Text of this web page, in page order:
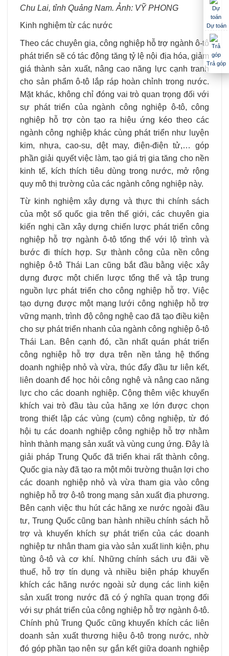
Chu Lai, tỉnh Quảng Nam. Ảnh: VỸ PHONG
Kinh nghiệm từ các nước
Theo các chuyên gia, công nghiệp hỗ trợ ngành ô-tô
phát triển sẽ có tác động tăng tỷ lệ nội địa hóa, giảm
giá thành sản xuất, nâng cao năng lực cạnh tranh
cho sản phẩm ô-tô lắp ráp hoàn chỉnh trong nước.
Mặt khác, không chỉ đóng vai trò quan trọng đối với
sự phát triển của ngành công nghiệp ô-tô, công
nghiệp hỗ trợ còn tạo ra hiệu ứng kéo theo các
ngành công nghiệp khác cùng phát triển như luyện
kim, nhựa, cao-su, dệt may, điện-điện tử,… góp
phần giải quyết việc làm, tạo giá trị gia tăng cho nền
kinh tế, kích thích tiêu dùng trong nước, mở rộng
quy mô thị trường của các ngành công nghiệp này.
Từ kinh nghiệm xây dựng và thực thi chính sách
của một số quốc gia trên thế giới, các chuyên gia
kiến nghị cần xây dựng chiến lược phát triển công
nghiệp hỗ trợ ngành ô-tô tổng thể với lộ trình và
bước đi thích hợp. Sự thành công của nền công
nghiệp ô-tô Thái Lan cũng bắt đầu bằng việc xây
dựng được một chiến lược tổng thể và tập trung
nguồn lực phát triển cho công nghiệp hỗ trợ. Việc
tạo dựng được một mạng lưới công nghiệp hỗ trợ
vững mạnh, trình độ công nghệ cao đã tạo điều kiện
cho sự phát triển nhanh của ngành công nghiệp ô-tô
Thái Lan. Bên cạnh đó, cần nhất quán phát triển
công nghiệp hỗ trợ dựa trên nền tảng hệ thống
doanh nghiệp nhỏ và vừa, thúc đẩy đầu tư liên kết,
liên doanh để học hỏi công nghệ và nâng cao năng
lực cho các doanh nghiệp. Cộng thêm việc khuyến
khích vai trò đầu tàu của hãng xe lớn được chọn
trong thiết lập các vùng (cụm) công nghiệp, từ đó
hội tụ các doanh nghiệp công nghiệp hỗ trợ nhằm
hình thành mạng sản xuất và vùng cung ứng. Ðây là
giải pháp Trung Quốc đã triển khai rất thành công.
Quốc gia này đã tạo ra một môi trường thuận lợi cho
các doanh nghiệp nhỏ và vừa tham gia vào công
nghiệp hỗ trợ ô-tô trong mạng sản xuất địa phương.
Bên cạnh việc thu hút các hãng xe nước ngoài đầu
tư, Trung Quốc cũng ban hành nhiều chính sách hỗ
trợ và khuyến khích sự phát triển của các doanh
nghiệp tư nhân tham gia vào sản xuất linh kiện, phụ
tùng ô-tô và cơ khí. Những chính sách ưu đãi về
thuế, hỗ trợ tín dụng và nhiều biện pháp khuyến
khích các hãng nước ngoài sử dụng các linh kiện
sản xuất trong nước đã có ý nghĩa quan trọng đối
với sự phát triển của công nghiệp hỗ trợ ngành ô-tô.
Chính phủ Trung Quốc cũng khuyến khích các liên
doanh sản xuất thương hiệu ô-tô trong nước, nhờ
đó góp phần tạo nên sự gắn kết giữa doanh nghiệp
Dự toán
Trả góp